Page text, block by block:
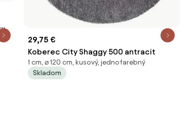
29,75 €
Koberec City Shaggy 500 antracit
1 cm, ⌀ 120 cm, kusový, jednofarebný
Skladom